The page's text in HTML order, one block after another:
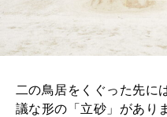
二の鳥居をくぐった先に
議な形の「立砂」があり